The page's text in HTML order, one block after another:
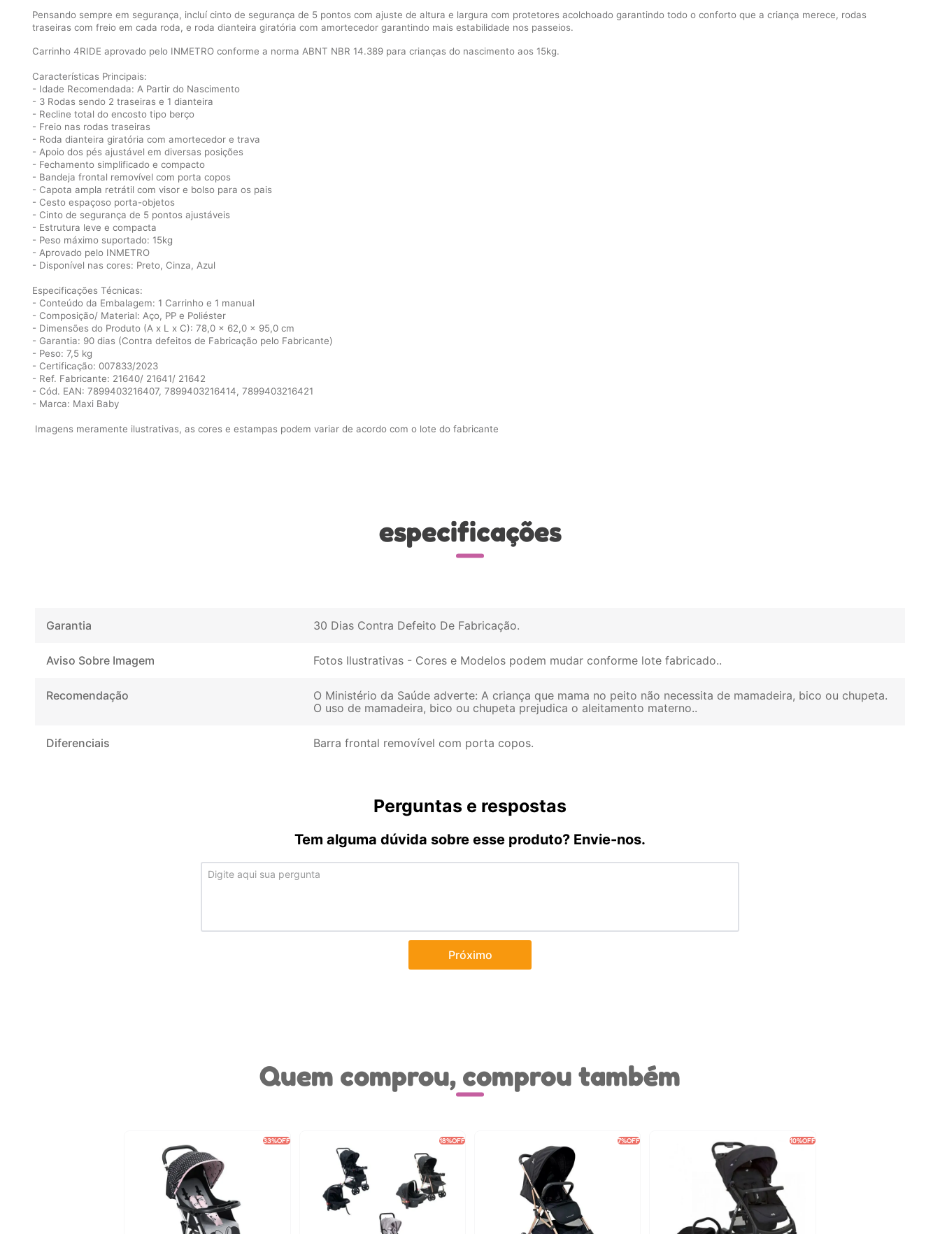
Pensando sempre em segurança, incluí cinto de segurança de 5 pontos com ajuste de altura e largura com protetores acolchoado garantindo todo o conforto que a criança merece, rodas
traseiras com freio em cada roda, e roda dianteira giratória com amortecedor garantindo mais estabilidade nos passeios.
Carrinho 4RIDE aprovado pelo INMETRO conforme a norma ABNT NBR 14.389 para crianças do nascimento aos 15kg.
Características Principais:
- Idade Recomendada: A Partir do Nascimento
- 3 Rodas sendo 2 traseiras e 1 dianteira
- Recline total do encosto tipo berço
- Freio nas rodas traseiras
- Roda dianteira giratória com amortecedor e trava
- Apoio dos pés ajustável em diversas posições
- Fechamento simplificado e compacto
- Bandeja frontal removível com porta copos
- Capota ampla retrátil com visor e bolso para os pais
- Cesto espaçoso porta-objetos
- Cinto de segurança de 5 pontos ajustáveis
- Estrutura leve e compacta
- Peso máximo suportado: 15kg
- Aprovado pelo INMETRO
- Disponível nas cores: Preto, Cinza, Azul
Especificações Técnicas:
- Conteúdo da Embalagem: 1 Carrinho e 1 manual
- Composição/ Material: Aço, PP e Poliéster
- Dimensões do Produto (A x L x C): 78,0 x 62,0 x 95,0 cm
- Garantia: 90 dias (Contra defeitos de Fabricação pelo Fabricante)
- Peso: 7,5 kg
- Certificação: 007833/2023
- Ref. Fabricante: 21640/ 21641/ 21642
- Cód. EAN: 7899403216407, 7899403216414, 7899403216421
- Marca: Maxi Baby
Imagens meramente ilustrativas, as cores e estampas podem variar de acordo com o lote do fabricante
especificações
Garantia 30 Dias Contra Defeito De Fabricação
Aviso Sobre Imagem Fotos Ilustrativas - Cores e Modelos podem mudar conforme lote fabricado.
Recomendação
O Ministério da Saúde adverte: A criança que mama no peito não necessita de mamadeira, bico ou chupeta.
O uso de mamadeira, bico ou chupeta prejudica o aleitamento materno.
Diferenciais Barra frontal removível com porta copos
Perguntas e respostas
Tem alguma dúvida sobre esse produto? Envie-nos.
Próximo
Quem comprou, comprou também
33%OFF 18%OFF 7%OFF 10%OFF